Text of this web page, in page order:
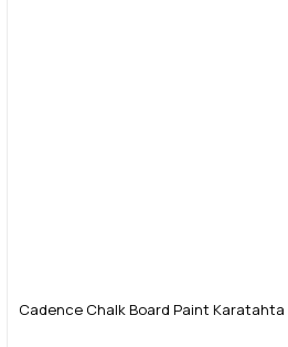
Cadence Chalk Board Paint Karatahta